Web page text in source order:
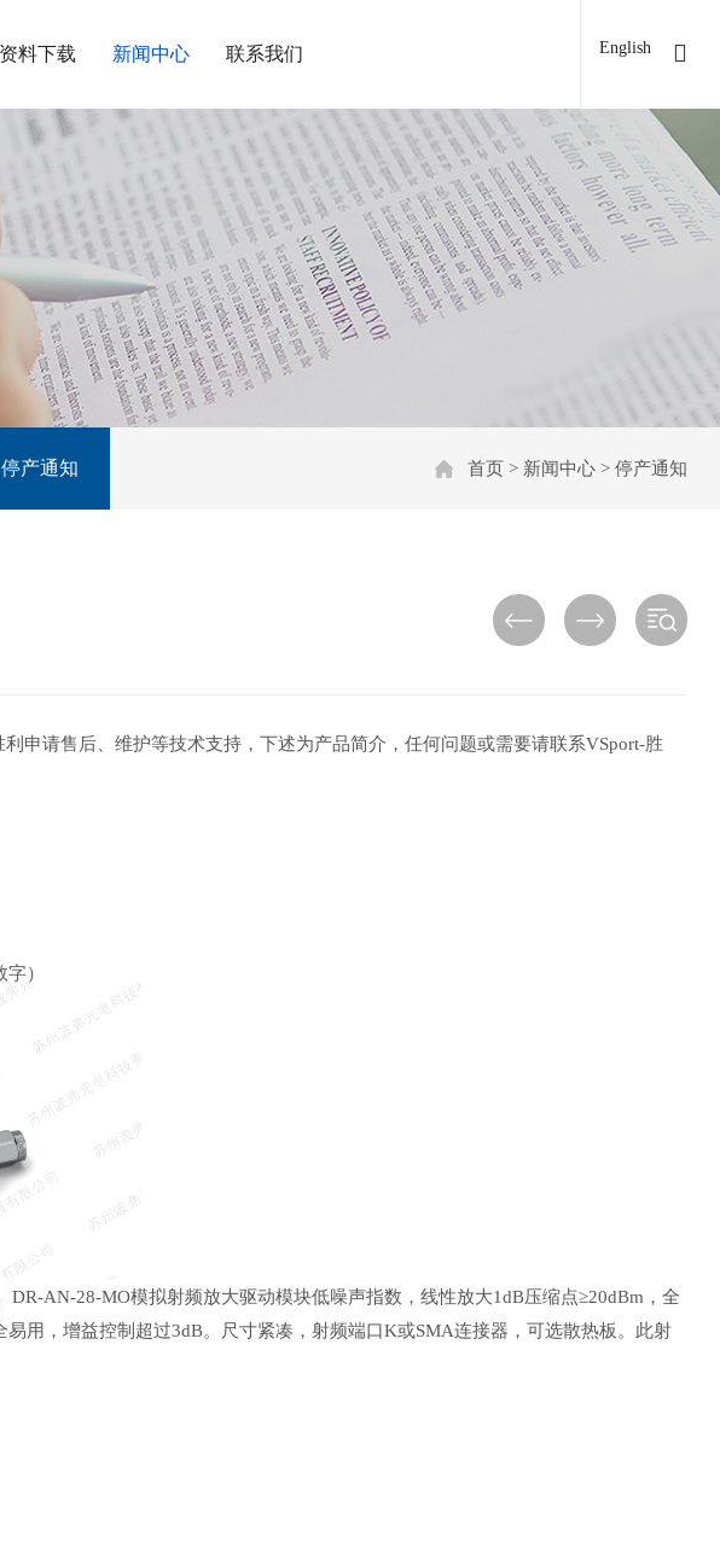
资料下载 新闻中心 联系我们 English
停产通知 首页 > 新闻中心 >停产通知
申请售后、维护等技术支持，下述为产品简介，任何问题或需要请联系VSport-胜
）
AN-28-MO模拟射频放大驱动模块低噪声指数，线性放大1dB压缩点≥20dBm，全
用，增益控制超过3dB。尺寸紧凑，射频端口K或SMA连接器，可选散热板。此射